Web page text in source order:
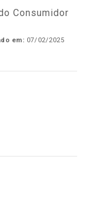
Consumidor
em: 07/02/2025